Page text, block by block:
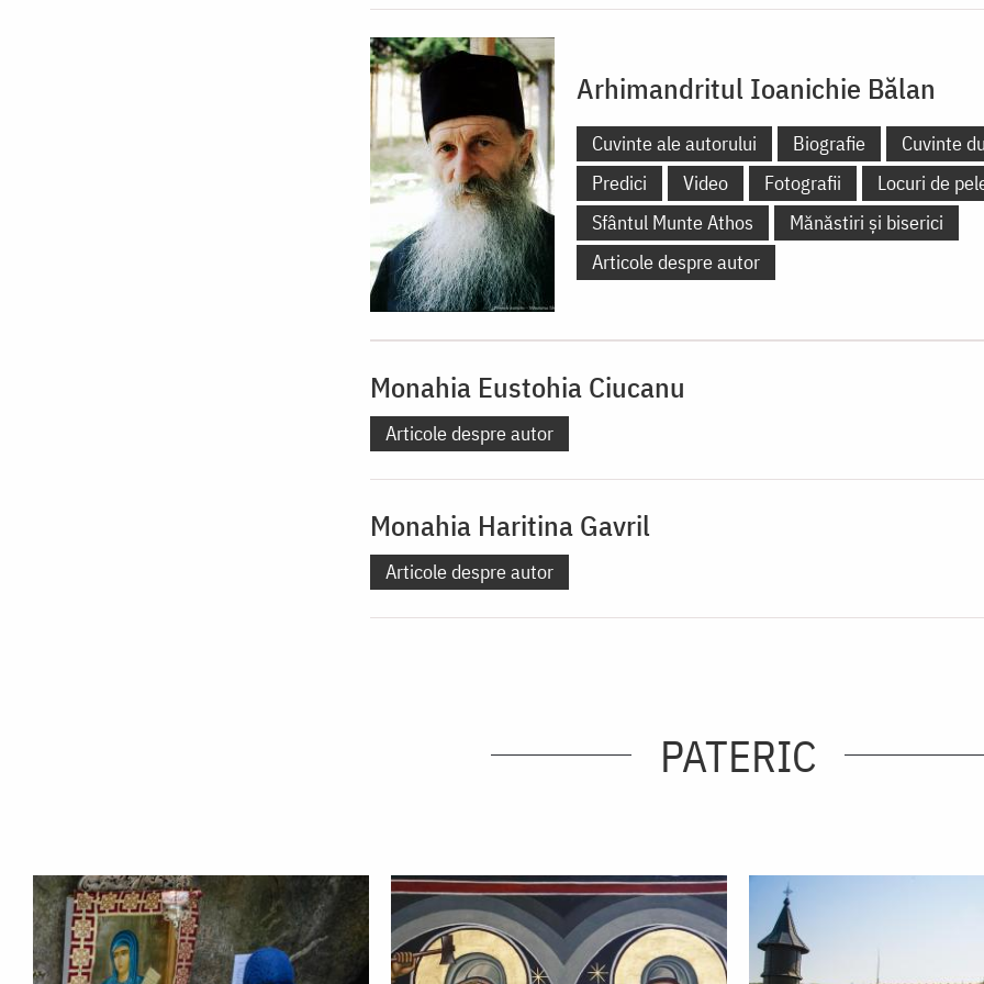
Arhimandritul Ioanichie Bălan
Cuvinte ale autorului Biografie
Cuvinte
Predici
Video Fotografii
Locuri de
Sfântul Munte Athos
Mănăstiri și biserici
Articole despre autor
Monahia Eustohia Ciucanu
Articole despre autor
Monahia Haritina Gavril
Articole despre autor
PATERIC